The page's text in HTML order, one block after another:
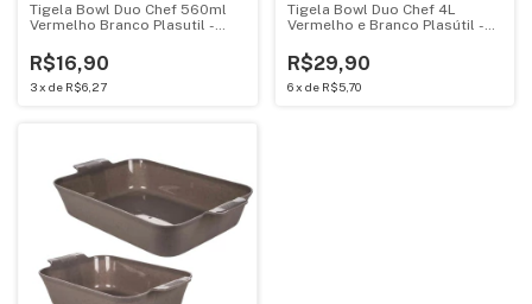
Tigela Bowl Duo Chef 560ml
Vermelho Branco Plasutil -
R$16,90
3x de R$6,27
Tigela Bowl Duo Chef 4L
Vermelho e Branco Plasútil -
R$29,90
6 x de R$5,70